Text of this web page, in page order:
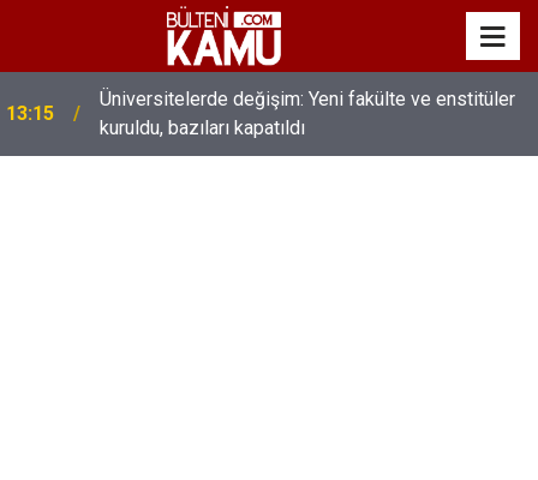
13:00
MEB’de üst düzey değişim: Genel müdürler değişti,
yeni isimler atandı